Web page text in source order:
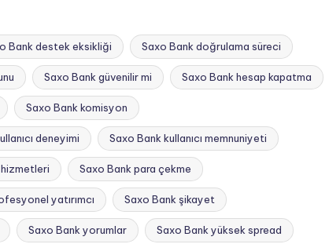
Bank destek eksikliği Saxo Bank doğrulama süreci
Saxo Bank güvenilir mi Saxo Bank hesap kapatma
Saxo Bank komisyon
deneyimi Saxo Bank kullanıcı memnuniyeti
Saxo Bank para çekme
yatırımcı Saxo Bank şikayet
Saxo Bank yorumlar Saxo Bank yüksek spread